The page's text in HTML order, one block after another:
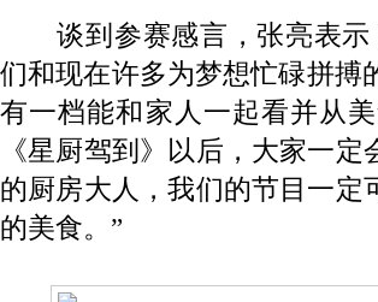
谈到参赛感言，张亮表示
们和现在许多为梦想忙碌拼搏
有一档能和家人一起看并从
《星厨驾到》以后，大家一
的厨房大人，我们的节目一
的美食。”